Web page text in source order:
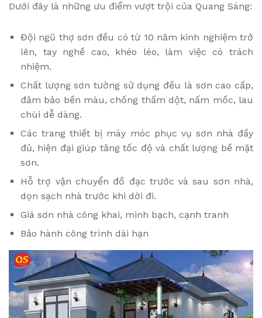
Dưới đây là những ưu điểm vượt trội của Quang Sáng:
Đội ngũ thợ sơn đều có từ 10 năm kinh nghiệm trở
lên, tay nghề cao, khéo léo, làm việc có trách
nhiệm.
Chất lượng sơn tường sử dụng đều là sơn cao cấp,
đảm bảo bền màu, chống thấm dột, nấm mốc, lau
chùi dễ dàng.
Các trang thiết bị máy móc phục vụ sơn nhà đầy
đủ, hiện đại giúp tăng tốc độ và chất lượng bề mặt
sơn.
Hỗ trợ vận chuyển đồ đạc trước và sau sơn nhà,
dọn sạch nhà trước khi dời đi.
Giá sơn nhà công khai, minh bạch, cạnh tranh
Bảo hành công trình dài hạn